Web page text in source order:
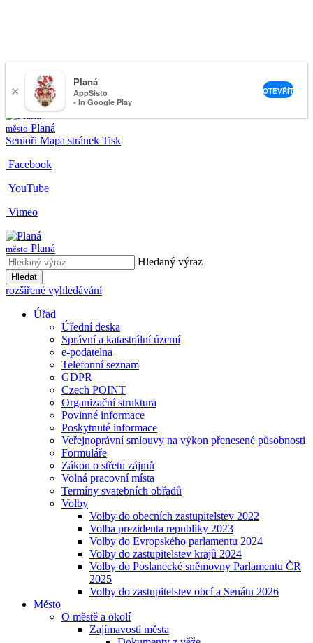
nemeckova@muplana.cz
město Planá
Senioři Mapa stránek Tisk
Facebook
YouTube
Vimeo
město Planá
Hledaný výraz
Hledat
rozšířené vyhledávání
Úřad
Úřední deska
Správní a katastrální území
e-podatelna
Telefonní seznam
GDPR
Czech POINT
Organizační struktura
Povinné informace
Poskytnuté informace
Veřejnoprávní smlouvy na výkon přenesené působnosti
Formuláře
Zákon o střetu zájmů
Volná pracovní místa
Termíny svatebních obřadů
Volby
Volby do obecních zastupitelstev 2022
Volba prezidenta republiky 2023
Volby do Evropského parlamentu 2024
Volby do zastupitelstev krajů 2024
Volby do Poslanecké sněmovny Parlamentu ČR
2025
Volby do zastupitelstev obcí a Senátu 2026
Město
O městě a okolí
Zajímavosti města
×
Planá
AppSisto
- In Google Play
OTEVŘÍT